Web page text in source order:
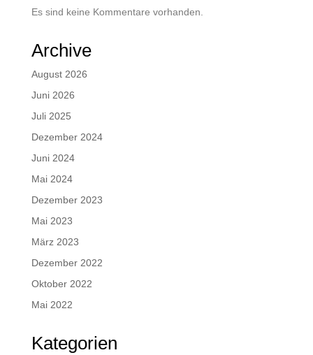
Es sind keine Kommentare vorhanden.
Archive
August 2026
Juni 2026
Juli 2025
Dezember 2024
Juni 2024
Mai 2024
Dezember 2023
Mai 2023
März 2023
Dezember 2022
Oktober 2022
Mai 2022
Kategorien